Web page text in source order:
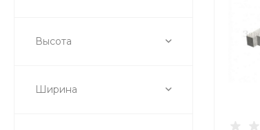
Высота
Ширина